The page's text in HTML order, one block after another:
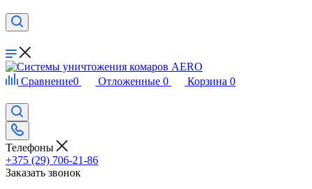
Сравнение0 Отложенные 0 Корзина 0
Телефоны
+375 (29) 706-21-86
Заказать звонок